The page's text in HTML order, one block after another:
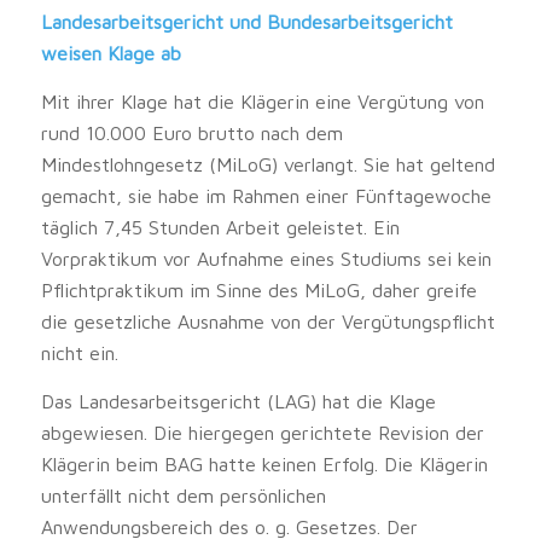
Landesarbeitsgericht und Bundesarbeitsgericht
weisen Klage ab
Mit ihrer Klage hat die Klägerin eine Vergütung von
rund 10.000 Euro brutto nach dem
Mindestlohngesetz (MiLoG) verlangt. Sie hat geltend
gemacht, sie habe im Rahmen einer Fünftagewoche
täglich 7,45 Stunden Arbeit geleistet. Ein
Vorpraktikum vor Aufnahme eines Studiums sei kein
Pflichtpraktikum im Sinne des MiLoG, daher greife
die gesetzliche Ausnahme von der Vergütungspflicht
nicht ein.
Das Landesarbeitsgericht (LAG) hat die Klage
abgewiesen. Die hiergegen gerichtete Revision der
Klägerin beim BAG hatte keinen Erfolg. Die Klägerin
unterfällt nicht dem persönlichen
Anwendungsbereich des o. g. Gesetzes. Der